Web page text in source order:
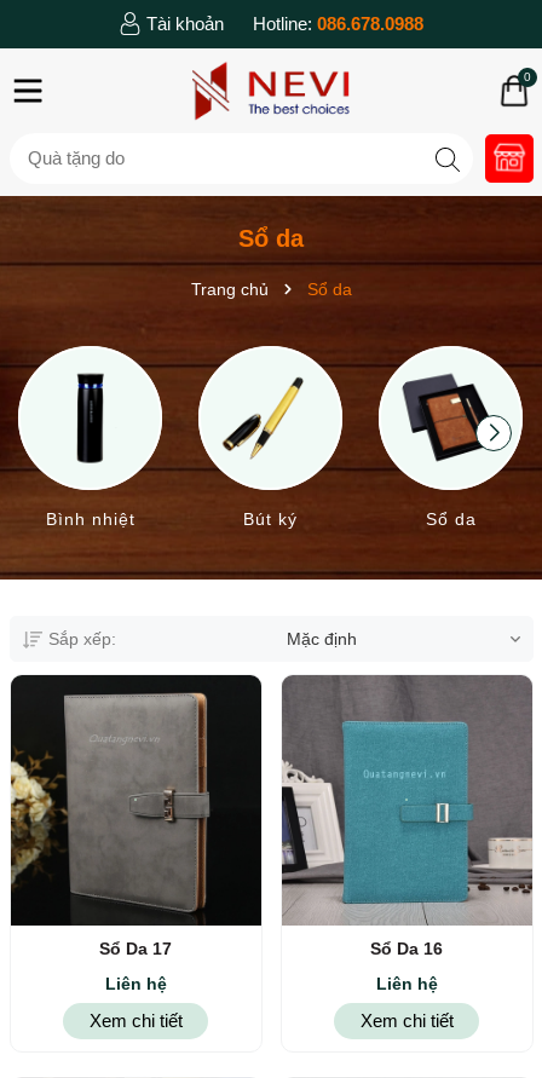
Tài khoản Hotline: 086.678.0988
0
Sổ da
Trang chủ Sổ da
Bình nhiệt Bút ký Sổ da
Sắp xếp: Mặc định
Sổ Da 17
Liên hệ
Xem chi tiết
Sổ Da 16
Liên hệ
Xem chi tiết